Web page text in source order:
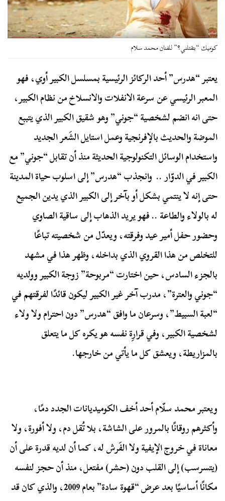
كوميك “بتقتلني؟” للفنان محمد سلام
يعتبر “هدرس” أحد الركائز الرئيسية بمسلسل الكبير أوي، فهو
المعبر الرئيسي عن سرعة الانفلات والانسلاخ من نظام الكبير،
حتى انه انضم لشخصية “جوني” وهو شقيق الكبير الذي يتببع
الموضة والحديث بالإفرنجية وعمل استايل الشَعر الجديد
واستخدام الوسائل التكنولوجية الحديثة منذ أن تقابل “جوني” مع
الكبير في الدوّار .. وانجذب “هدرس” إلى اسلوب حياة المدينة
حتى إنه لا ينتمي بشكل أو بآخر إلى الكبير الذي يدين الجميع
له بالولاء والطاعة .. فهو يريد الذهاب إلى ساقية الصاوي
وحضور حفل أمير عيد وفرقته، ويعدّل من شخصيته تباعًا
للتخلص من هذا القروي الذي بداخله، وظهر هذا في مشهد
بالجزء السادس، حين اختارت “مربوحة” زوجة الكبير وولديه
“جوني والعترة”، مدرب آخر غير الكبير ليكون قائدًا لفرقتهم في
“لعبة السبيط”، وسرعان ما وافق “هدرس” دون احترام ولا ولاء
لشخصية الكبير، وفي قرارِة نفسه هو يكره كل ما يتعلق
بالمزاريطة، ويعشق كل ما يأتي من خارجها.
ويعتبر محمد سلّام أحد أخف الكوميديانات الجدد دمًا،
وأكثرهم روقانًا بالمرور على الشاشة، بلا تُقل دم، ولا أفورة، ولا
معاناة في خروج الإيفية ولا الفَرش له، كما أن لديه قدرة على أن
(يتسرسب) إلى القلب دون (حشر) مفتعل، منذ أن حجز لنفسه
مكانًا أساسيًا بعد عرض “قهوة سادة” بعام 2009، والذي كان قد